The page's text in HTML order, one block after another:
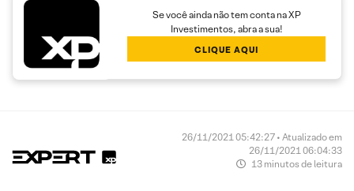
Se você ainda não tem conta na XP
Investimentos, abra a sua!
CLIQUE AQUI
26/11/2021 05:42:27 • Atualizado em
26/11/2021 06:04:33
13 minutos de leitura